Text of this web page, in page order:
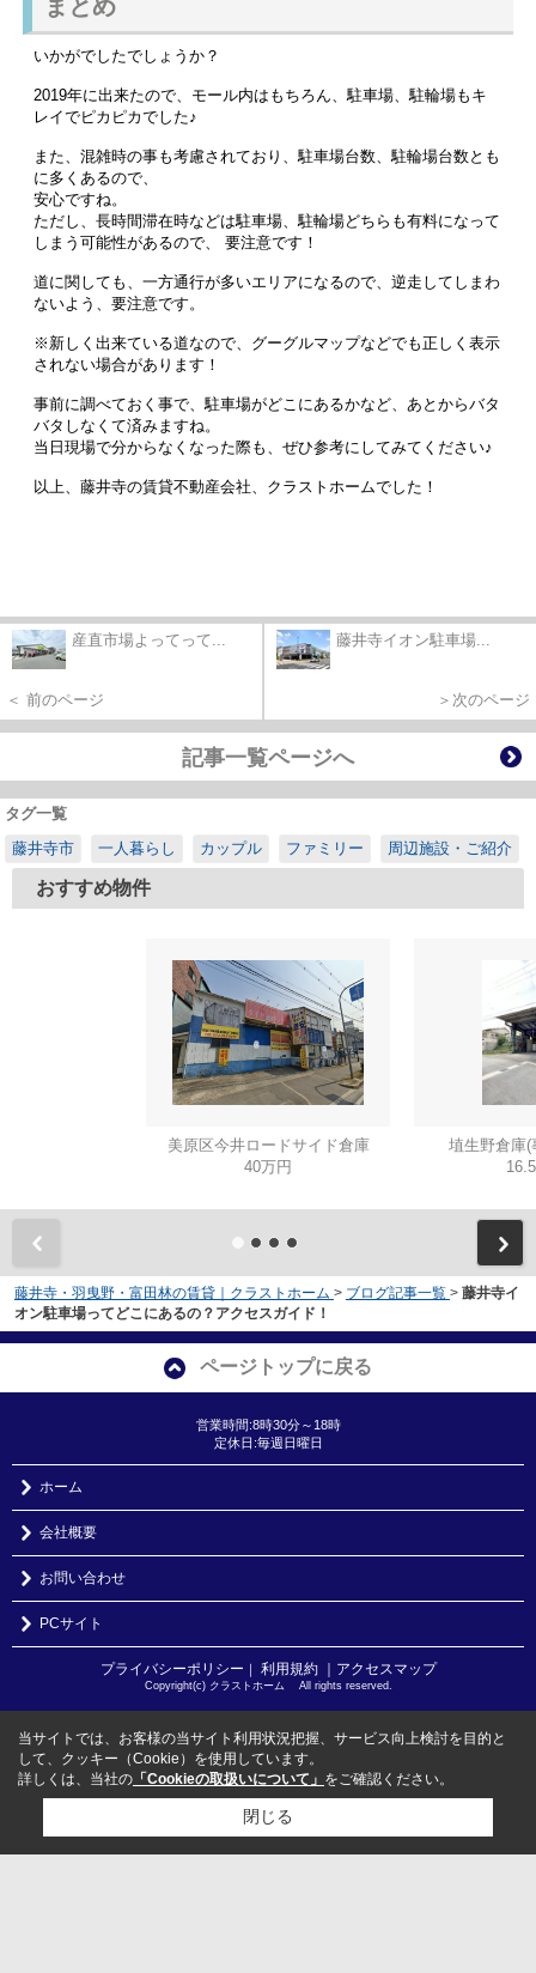
まとめ
いかがでしたでしょうか？
2019年に出来たので、モール内はもちろん、駐車場、駐輪場もキ
レイでピカピカでした♪
また、混雑時の事も考慮されており、駐車場台数、駐輪場台数とも
に多くあるので、
安心ですね。
ただし、長時間滞在時などは駐車場、駐輪場どちらも有料になって
しまう可能性があるので、 要注意です！
道に関しても、一方通行が多いエリアになるので、逆走してしまわ
ないよう、要注意です。
※新しく出来ている道なので、グーグルマップなどでも正しく表示
されない場合があります！
事前に調べておく事で、駐車場がどこにあるかなど、あとからバタ
バタしなくて済みますね。
当日現場で分からなくなった際も、ぜひ参考にしてみてください♪
以上、藤井寺の賃貸不動産会社、クラストホームでした！
産直市場よってって...
＜ 前のページ
藤井寺イオン駐車場...
＞次のページ
記事一覧ページへ
タグ一覧
藤井寺市
一人暮らし カップル ファミリー 周辺施設・ご紹介
おすすめ物件
美原区今井ロードサイド倉庫
40万円
埴生野倉庫(
藤井寺・羽曳野・富田林の賃貸｜クラストホーム > ブログ記事一覧 > 藤井寺イ
オン駐車場ってどこにあるの？アクセスガイド！
ページトップに戻る
営業時間:8時30分～18時
定休日:毎週日曜日
ホーム
会社概要
お問い合わせ
PCサイト
プライバシーポリシー ｜ 利用規約 ｜アクセスマップ
Copyright(c) クラストホーム All rights reserved.
当サイトでは、お客様の当サイト利用状況把握、サービス向上検討を目的と
して、クッキー（Cookie）を使用しています。
詳しくは、当社の 「Cookieの取扱いについて」 をご確認ください。
閉じる